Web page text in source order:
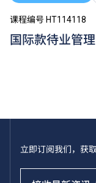
课程编号 HT114118
国际款待业管
立即订阅我们，获